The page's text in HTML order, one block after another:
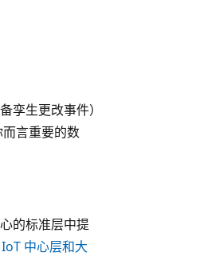
孪生更改事件）
言重要的数
的标准层中提
中心层和大